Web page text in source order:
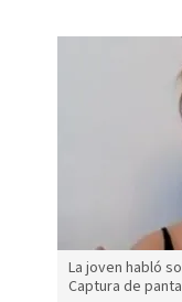
La joven habló
Captura de